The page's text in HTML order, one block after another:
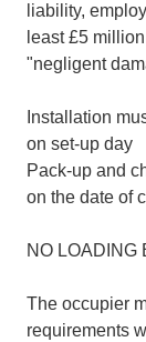
liability,
least £5
"negligent
Installation
on set-up day
Pack-up and
on the date of
NO LOADING
The occupier
requirements